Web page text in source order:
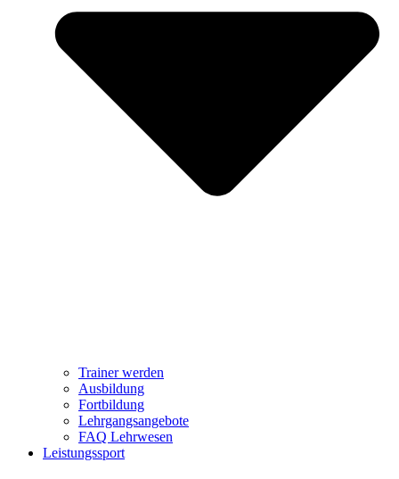
Trainer werden
Ausbildung
Fortbildung
Lehrgangsangebote
FAQ Lehrwesen
Leistungssport